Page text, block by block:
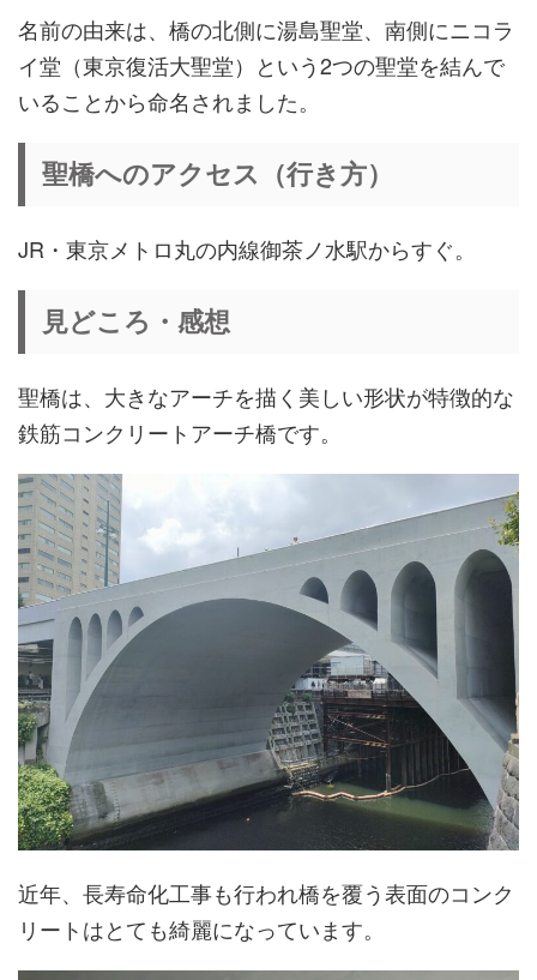
名前の由来は、橋の北側に湯島聖堂、南側にニコラ
イ堂（東京復活大聖堂）という2つの聖堂を結んで
いることから命名されました。
聖橋へのアクセス（行き方）
JR・東京メトロ丸の内線御茶ノ水駅からすぐ。
見どころ・感想
聖橋は、大きなアーチを描く美しい形状が特徴的な
鉄筋コンクリートアーチ橋です。
近年、長寿命化工事も行われ橋を覆う表面のコンク
リートはとても綺麗になっています。